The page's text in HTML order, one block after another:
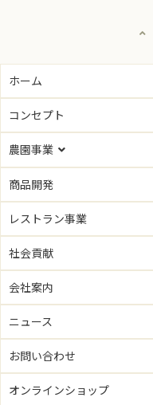
ホーム
コンセプト
農園事業
農園事業トップ
ブルーベリー
ラズベリー
シーベリー
ボイセンベリー
プルーン
サクランボ
商品開発
レストラン事業
社会貢献
会社案内
ニュース
お問い合わせ
オンラインショップ